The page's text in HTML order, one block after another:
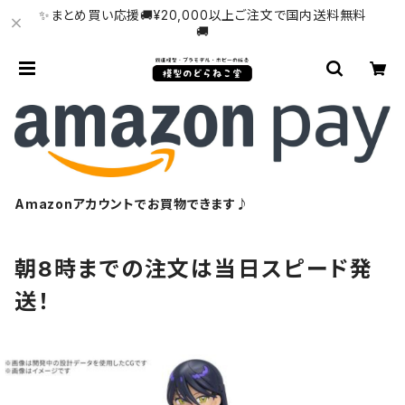
✨まとめ買い応援🚚¥20,000以上ご注文で国内送料無料
🚚
Amazonアカウントでお買物できます♪
朝8時までの注文は当日スピード発
送！